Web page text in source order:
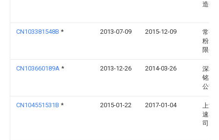
造有
CN103381548B * 2013-07-09 2015-12-09
常熟
粉末
限公
CN103660189A * 2013-12-26 2014-03-26
深圳
铭实
公司
CN104551531B * 2015-01-22 2017-01-04
上海
速器
司